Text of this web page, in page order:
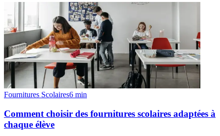
Fournitures Scolaires6 min
Comment choisir des fournitures scolaires adaptées à
chaque élève